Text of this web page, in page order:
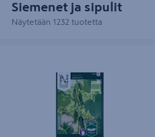
Siemenet ja sipulit
Näytetään 1232 tuotetta